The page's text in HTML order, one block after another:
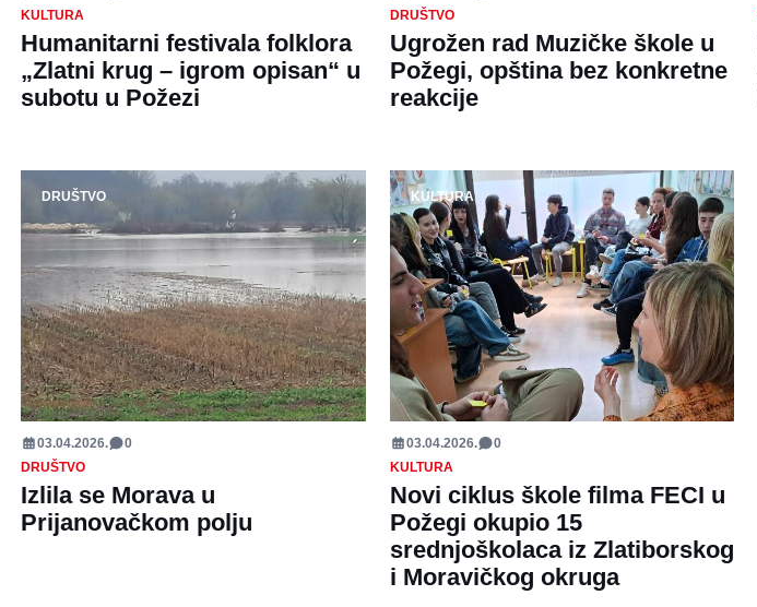
KULTURA
Humanitarni festivala folklora
„Zlatni krug – igrom opisan“ u
subotu u Požezi
DRUŠTVO
Ugrožen rad Muzičke škole u
Požegi, opština bez konkretne
reakcije
DRUŠTVO
03.04.2026.
0
DRUŠTVO
Izlila se Morava u
Prijanovačkom polju
KULTURA
03.04.2026.
0
KULTURA
Novi ciklus škole filma FECI u
Požegi okupio 15
srednjoškolaca iz Zlatiborskog
i Moravičkog okruga